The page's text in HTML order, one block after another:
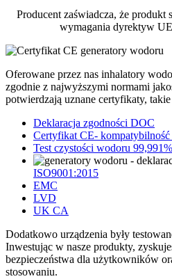
Producent zaświadcza, że produkt
wymagania dyrektyw
Oferowane przez nas inhalatory
zgodnie z najwyższymi normami
potwierdzają uznane certyfikaty,
Deklaracja zgodności DOC
Certyfikat CE- kompatybilność
Test czystości wodoru 99,991%
ISO9001:2015
EMC
LVD
UK CA
Dodatkowo urządzenia były
Inwestując w nasze produkty,
bezpieczeństwa dla użytkowników
stosowaniu.